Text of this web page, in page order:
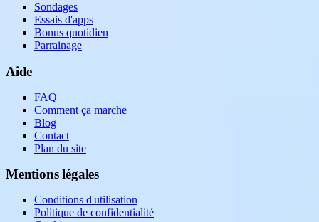
Sondages
Essais d'apps
Bonus quotidien
Parrainage
Aide
FAQ
Comment ça marche
Blog
Contact
Plan du site
Mentions légales
Conditions d'utilisation
Politique de confidentialité